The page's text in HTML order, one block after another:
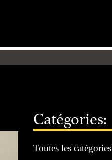
Catégories:
Toutes les catégories